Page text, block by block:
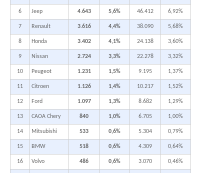
6 Jeep 4.643 5,6% 46.412 6,92%
7 Renault 3.616 4,4% 38.090 5,68%
8 Honda 3.402 4,1% 24.138 3,60%
9 Nissan 2.724 3,3% 22.278 3,32%
10 Peugeot 1.231 1,5% 9.195 1,37%
11 Citroen 1.126 1,4% 10.217 1,52%
12 Ford 1.097 1,3% 8.682 1,29%
13 CAOA Chery 840 1,0% 6.705 1,00%
14 Mitsubishi 533 0,6% 5.304 0,79%
15 BMW 518 0,6% 4.309 0,64%
16 Volvo 486 0,6% 3.070 0,46%